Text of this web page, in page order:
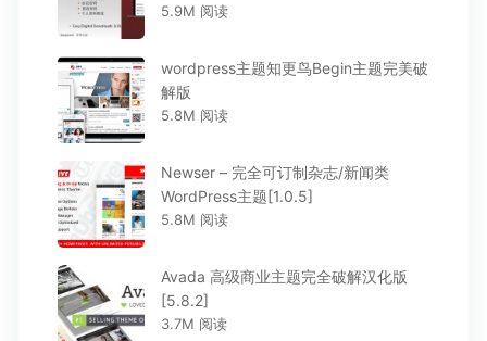
5.9M 阅读
wordpress主题知更鸟Begin主题完美破
解版
5.8M 阅读
Newser – 完全可订制杂志/新闻类
WordPress主题[1.0.5]
5.8M 阅读
Avada 高级商业主题完全破解汉化版
[5.8.2]
3.7M 阅读